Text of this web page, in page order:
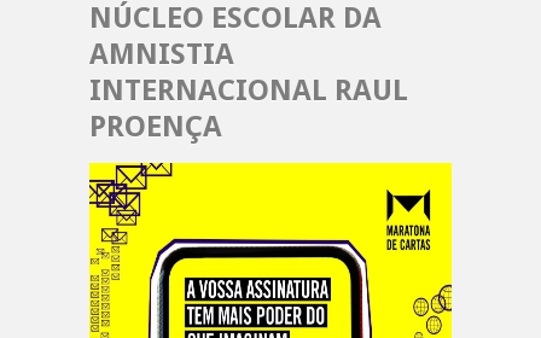
NÚCLEO ESCOLAR DA
AMNISTIA
INTERNACIONAL RAUL
PROENÇA